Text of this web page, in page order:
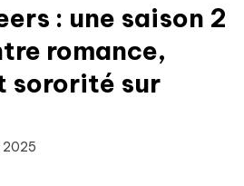
: une saison 2
romance,
sororité sur
2025